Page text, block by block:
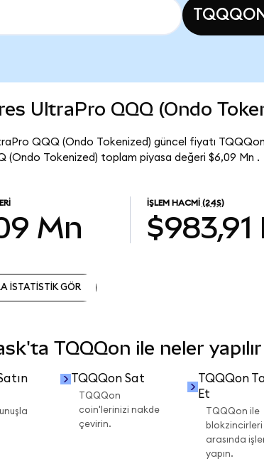
UltraPro QQQ (Ondo
QQQ (Ondo Tokenized) güncel fiyatı
(Ondo Tokenized) toplam piyasa değeri $6,09 Mn .
Mn
İŞLEM HACMI (24S)
$983,91
İSTATİSTİK GÖR
TQQQon ile neler yapılır
TQQQon Sat
TQQQon
coin'lerinizi nakde
çevirin.
TQQQon
Et
TQQQon ile
blokzincirleri
arasında
yapın.